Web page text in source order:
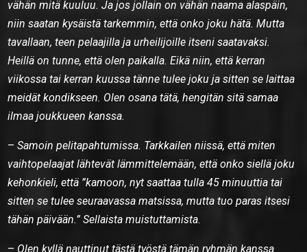
vähän mitä kuuluu. Ja jos jollain on vähän naama alaspäin,
niin saatan kysäistä tarkemmin, että onko joku hätä. Mutta
tavallaan, teen pelaajilla ja urheilijoille itseni saatavaksi.
Heillä on tunne, että olen paikalla. Eikä niin, että kerran
viikossa tai kerran kuussa tänne tulee joku ja sitten se laittaa
meidät kondikseen. Olen osana tätä, hengitän sitä samaa
ilmaa joukkueen kanssa.
–Samoin pelitapahtumissa. Tarkkailen niissä, että miten
vaihtopelaajat lähtevät lämmittelemään, että onko siellä joku
kehonkieli, että ”kamoon, nyt saattaa tulla 45 minuuttia tai
sitten se tulee seuraavassa matsissa, mutta tuo paras itsesi
tähän päivään.” Sellaista muistuttamista.
– Olen kyllä nauttinut tästä työstä tämän ryhmän kanssa